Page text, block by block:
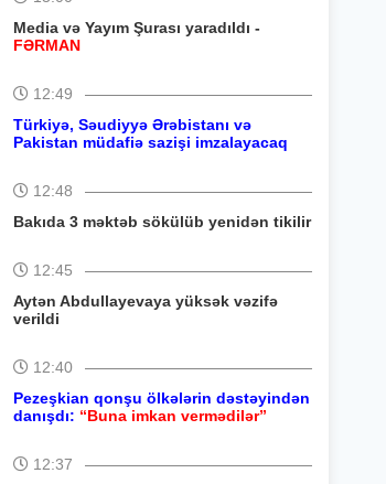
Media və Yayım Şurası yaradıldı -
FƏRMAN
12:49
Türkiyə, Səudiyyə Ərəbistanı və
Pakistan müdafiə sazişi imzalayacaq
12:48
Bakıda 3 məktəb sökülüb yenidən tikilir
12:45
Aytən Abdullayevaya yüksək vəzifə
verildi
12:40
Pezeşkian qonşu ölkələrin dəstəyindən
danışdı: “Buna imkan vermədilər”
12:37